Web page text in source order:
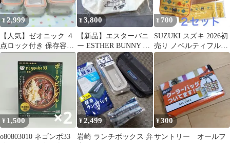
¥2,999
【人気】ゼオニック ４
点ロック付き 保存容器
５点 コンパクト容器
¥3,800
【新品】エスターバニ
ー ESTHER BUNNY ラ
ンチバッグ ミニトート
¥ 700
SUZUKI スズキ 2026初
売り ノベルティフルセ
ット 保冷バッグ他2セ
ット
¥ 1,500
o80803010 ネゴンボ33
¥2,499
岩崎 ランチボックス 弁
¥300
サントリー オールフ